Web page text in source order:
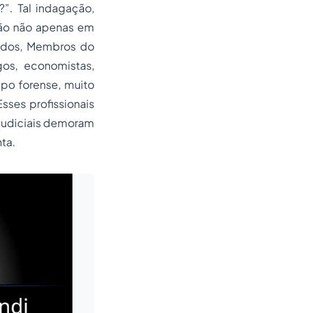
Tal indagação,
não apenas em
Membros do
economistas,
forense, muito
profissionais
demoram